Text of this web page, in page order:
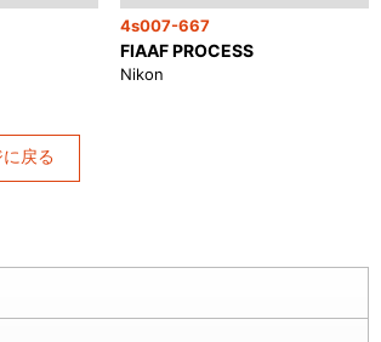
FIAAF PROCESS
4s007-667
Nikon
戻る